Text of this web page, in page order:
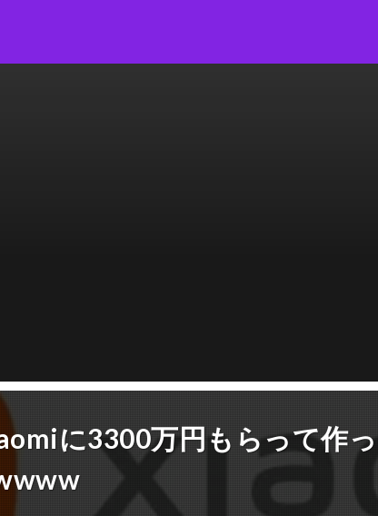
に3300万円もらって作っ